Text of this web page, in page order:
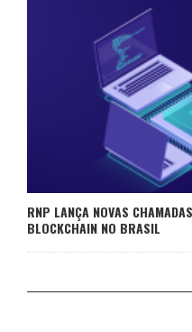
RNP LANÇA NOVAS
BLOCKCHAIN NO BRASIL